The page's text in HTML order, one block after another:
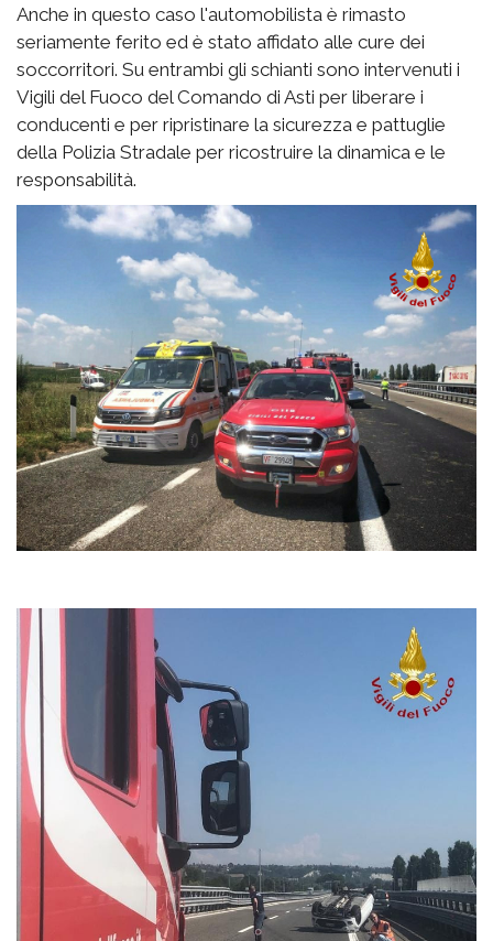
Anche in questo caso l'automobilista è rimasto
seriamente ferito ed è stato affidato alle cure dei
soccorritori. Su entrambi gli schianti sono intervenuti i
Vigili del Fuoco del Comando di Asti per liberare i
conducenti e per ripristinare la sicurezza e pattuglie
della Polizia Stradale per ricostruire la dinamica e le
responsabilità.